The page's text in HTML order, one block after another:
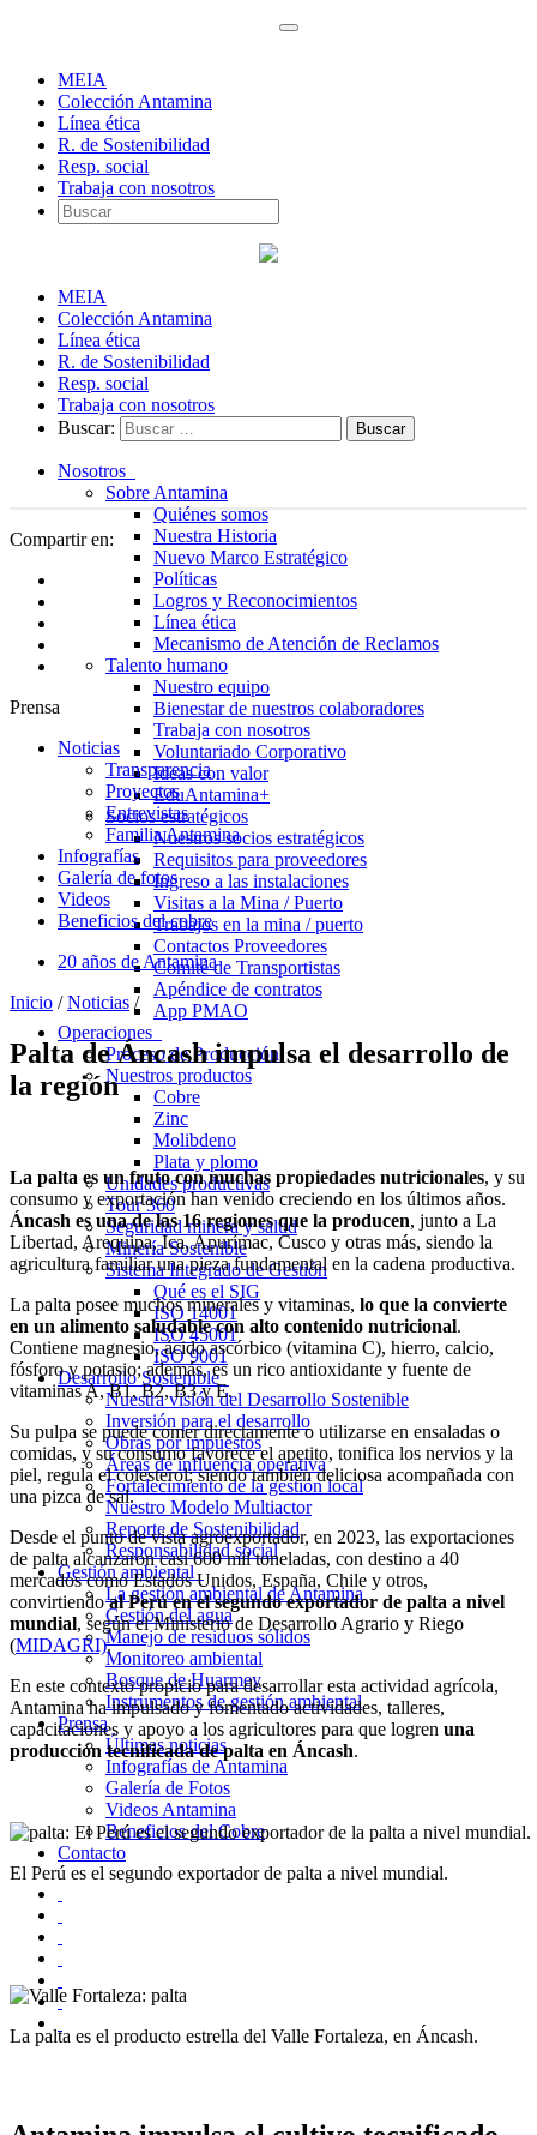
MEIA
Colección Antamina
Línea ética
R. de Sostenibilidad
Resp. social
Trabaja con nosotros
MEIA
Colección Antamina
Línea ética
R. de Sostenibilidad
Resp. social
Trabaja con nosotros
Buscar:
Nosotros
Sobre Antamina
Quiénes somos
Nuestra Historia
Nuevo Marco Estratégico
Políticas
Logros y Reconocimientos
Línea ética
Mecanismo de Atención de Reclamos
Talento humano
Nuestro equipo
Bienestar de nuestros colaboradores
Trabaja con nosotros
Voluntariado Corporativo
Ideas con valor
EduAntamina+
Socios estratégicos
Nuestros socios estratégicos
Requisitos para proveedores
Ingreso a las instalaciones
Visitas a la Mina / Puerto
Trabajos en la mina / puerto
Contactos Proveedores
Comité de Transportistas
Apéndice de contratos
App PMAO
Operaciones
Proceso de Producción
Nuestros productos
Cobre
Zinc
Molibdeno
Plata y plomo
Unidades productivas
Tour 360
Seguridad minera y salud
Minería Sostenible
Sistema Integrado de Gestión
Qué es el SIG
ISO 14001
ISO 45001
ISO 9001
Desarrollo Sostenible
Nuestra visión del Desarrollo Sostenible
Inversión para el desarrollo
Obras por impuestos
Áreas de influencia operativa
Fortalecimiento de la gestión local
Nuestro Modelo Multiactor
Reporte de Sostenibilidad
Responsabilidad social
Gestión ambiental
La gestión ambiental de Antamina
Gestión del agua
Manejo de residuos sólidos
Monitoreo ambiental
Bosque de Huarmey
Instrumentos de gestión ambiental
Prensa
Últimas noticias
Infografías de Antamina
Galería de Fotos
Videos Antamina
Beneficios del Cobre
Contacto
Compartir en:
Prensa
Noticias
Transparencia
Proyectos
Entrevistas
Familia Antamina
Infografías
Galería de fotos
Videos
Beneficios del cobre
20 años de Antamina
Inicio /Noticias /
Palta de Áncash impulsa el desarrollo de
la región
La palta es un fruto con muchas propiedades nutricionales, y su
consumo y exportación han venido creciendo en los últimos años.
Áncash es una de las 16 regiones que la producen, junto a La
Libertad, Arequipa, Ica, Apurímac, Cusco y otras más, siendo la
agricultura familiar una pieza fundamental en la cadena productiva.
La palta posee muchos minerales y vitaminas, lo que la convierte
en un alimento saludable con alto contenido nutricional.
Contiene magnesio, ácido ascórbico (vitamina C), hierro, calcio,
fósforo y potasio; además, es un rico antioxidante y fuente de
vitaminas A, B1, B2, B3 y E.
Su pulpa se puede comer directamente o utilizarse en ensaladas o
comidas, y su consumo favorece el apetito, tonifica los nervios y la
piel, regula el colesterol; siendo también deliciosa acompañada con
una pizca de sal.
Desde el punto de vista agroexportador, en 2023, las exportaciones
de palta alcanzaron casi 600 mil toneladas, con destino a 40
mercados como Estados Unidos, España, Chile y otros,
convirtiendoal Perú en el segundo exportador de palta a nivel
mundial, según el Ministerio de Desarrollo Agrario y Riego
(MIDAGRI).
En este contexto propicio para desarrollar esta actividad agrícola,
Antamina ha impulsado y fomentado actividades, talleres,
capacitaciones y apoyo a los agricultores para que logren una
producción tecnificada de palta en Áncash.
El Perú es el segundo exportador de palta a nivel mundial.
La palta es el producto estrella del Valle Fortaleza, en Áncash.